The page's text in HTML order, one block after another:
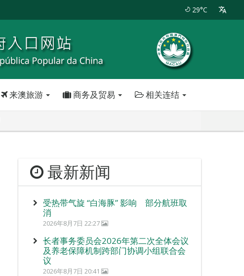
29°C
来澳旅游 商务及贸易 相关连结
最新新闻
受热带气旋 “白海豚” 影响 部分航班取
消
2026年8月7日 22:27
长者事务委员会2026年第二次全体会议
及养老保障机制跨部门协调小组联合会
议
2026年8月7日 20:41